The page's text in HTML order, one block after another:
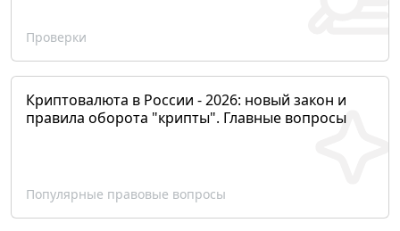
Проверки
Криптовалюта в России - 2026: новый закон и
правила оборота "крипты". Главные вопросы
Популярные правовые вопросы